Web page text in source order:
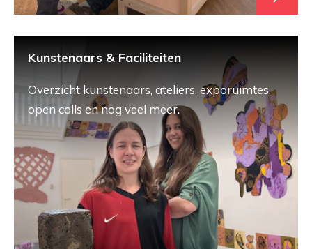
Kunstenaars & Faciliteiten
Overzicht kunstenaars, ateliers, exporuimtes,
open calls en nog veel meer.